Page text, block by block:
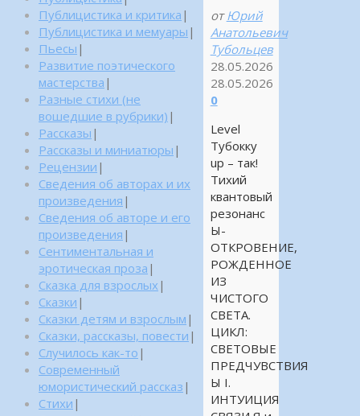
от Юрий
Анатольевич
Тубольцев
28.05.2026
28.05.2026
0
Level
Тубокку
up – так!
Тихий
квантовый
резонанс
Ы-
ОТКРОВЕНИЕ,
РОЖДЕННОЕ
ИЗ
ЧИСТОГО
СВЕТА.
ЦИКЛ:
СВЕТОВЫЕ
ПРЕДЧУВСТВИЯ
Ы I.
ИНТУИЦИЯ
Публицистика и критика |
Публицистика и мемуары |
Пьесы |
Развитие поэтического
мастерства |
Разные стихи (не
вошедшие в рубрики) |
Рассказы |
Рассказы и миниатюры |
Рецензии |
Сведения об авторах и их
произведения |
Сведения об авторе и его
произведения |
Сентиментальная и
эротическая проза |
Сказка для взрослых |
Сказки |
Сказки детям и взрослым |
Сказки, рассказы, повести |
Случилось как-то |
Современный
юмористический рассказ |
Стихи |